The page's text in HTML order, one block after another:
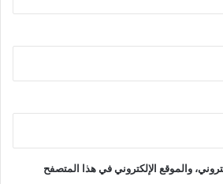
والموقع الإلكتروني في هذا المتصفح